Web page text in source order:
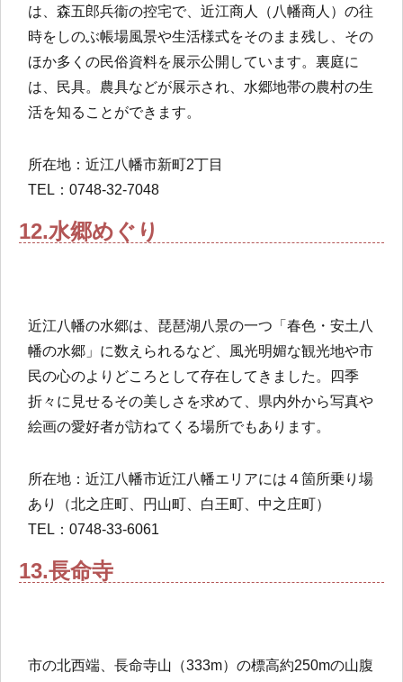
は、森五郎兵衞の控宅で、近江商人（八幡商人）の往
時をしのぶ帳場風景や生活様式をそのまま残し、その
ほか多くの民俗資料を展示公開しています。裏庭に
は、民具。農具などが展示され、水郷地帯の農村の生
活を知ることができます。
所在地：近江八幡市新町2丁目
TEL：0748-32-7048
12.水郷めぐり
近江八幡の水郷は、琵琶湖八景の一つ「春色・安土八
幡の水郷」に数えられるなど、風光明媚な観光地や市
民の心のよりどころとして存在してきました。四季
折々に見せるその美しさを求めて、県内外から写真や
絵画の愛好者が訪ねてくる場所でもあります。
所在地：近江八幡市近江八幡エリアには４箇所乗り場
あり（北之庄町、円山町、白王町、中之庄町）
TEL：0748-33-6061
13.長命寺
市の北西端、長命寺山（333m）の標高約250mの山腹